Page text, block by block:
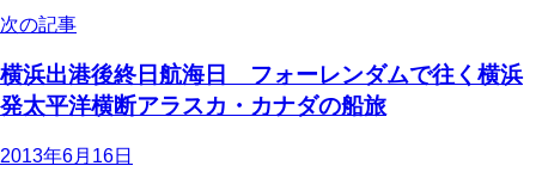
次の記事
横浜出港後終日航海日 フォーレンダムで往く横浜
発太平洋横断アラスカ・カナダの船旅
2013年6月16日